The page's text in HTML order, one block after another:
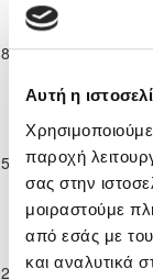
Αυτή η
παροχή
σας στην
μοιραστούμε
από εσάς με
και αναλυτικά
11-2023
Παίδων
2023/24
11-2023
Επίλεκτη
Παίδων
Κ-16
2023/24
12-2023
Παίδων